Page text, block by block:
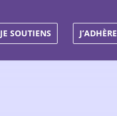
JE SOUTIENS J’ADHÈRE